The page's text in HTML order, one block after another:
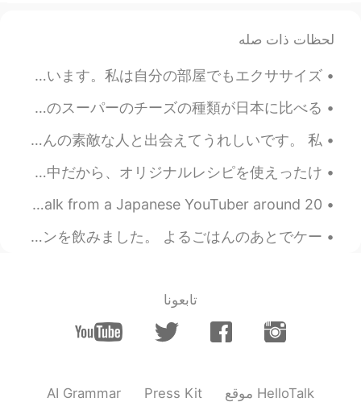
EN
JP
I know 😭😭😭 Goodbye my money 💸💸
💸 I really want new camera and lenses
but I think I won’t be able to get for 1-2
years because I travel too much haha
Peter_Han
2019.09.01 17:02
KR
RU
TR
ES
@ドパDopamine
You need to buy
additional lenses and additional? extra?
@neru
I completely understand choosing
ドパDopamine
2019.09.01 16:59
لحظات ذات صله
私は毎日家にいるので、食べるものをもっと厳しくする必要があると思いました。健康的なスナックは安くはありませんが、食べると気持ちが良くなるので、いい投資だと思います。私は自分の部屋でもエクササイズ...
昨夜からイギリスではサマータイムになったみたいです。全然知らなくて1時間無くした気分です😭😭 スーパで色んなイースターグッズが売られていました。後イギリスのスーパーのチーズの種類が日本に比べる...
妻は仙台出身なので、3月11日は大事な日です。 地震後に日本から逃げてきた多くの外国人とは異なり、私は東北で英語を教えることにしました。 東北地方でたくさんの素敵な人と出会えてうれしいです。 私...
今日の夕食にピーマンの肉詰めを作った Tonight for dinner I made some stuffed peppers 私は今厳しいダイエット中だから、オリジナルレシピを使えったけ...
How do you first know about HelloTalk? I knew about HelloTalk from a Japanese YouTuber around 20...
きのうは息子のたんじょうびでした。 おいしいよるごはんを作りました。 サバとクリームチーズとトーストそしてさかな飲のラザニヤを食べました。スペインの赤ワインを飲みました。 よるごはんのあとでケー...
تابعونا
AI Grammar Press Kit موقع HelloTalk